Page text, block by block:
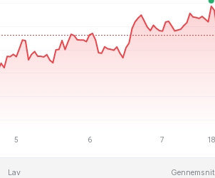
Lav Gennemsnit